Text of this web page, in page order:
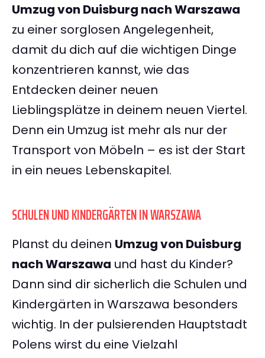
Umzug von Duisburg nach Warszawa
zu einer sorglosen Angelegenheit,
damit du dich auf die wichtigen Dinge
konzentrieren kannst, wie das
Entdecken deiner neuen
Lieblingsplätze in deinem neuen Viertel.
Denn ein Umzug ist mehr als nur der
Transport von Möbeln – es ist der Start
in ein neues Lebenskapitel.
SCHULEN UND KINDERGÄRTEN IN WARSZAWA
Planst du deinen Umzug von Duisburg
nach Warszawa und hast du Kinder?
Dann sind dir sicherlich die Schulen und
Kindergärten in Warszawa besonders
wichtig. In der pulsierenden Hauptstadt
Polens wirst du eine Vielzahl